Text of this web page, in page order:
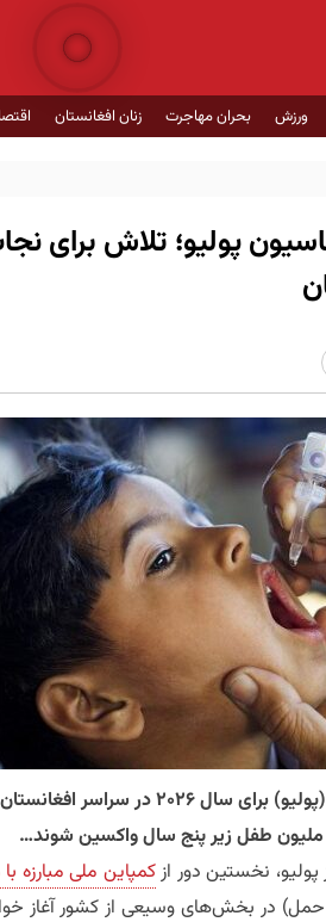
ورزش بحران مهاجرت زنان افغانستان
​کمپاین ملی واکسیناسیون فلج اطفال (پولیو)
پولیو، نخستین دور ازکمپاین ملی مبارزه
سال ۲۰۲۶ عیسوی، از روز دوشنبه (۲۴ حمل) در بخش‌های وسیعی از